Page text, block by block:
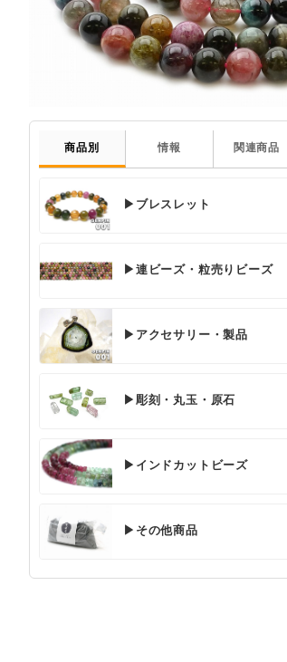
商品別 情報 関連商品
▶ブレスレット
▶連ビーズ・粒売りビーズ
▶アクセサリー・製品
▶彫刻・丸玉・原石
▶インドカットビーズ
▶その他商品